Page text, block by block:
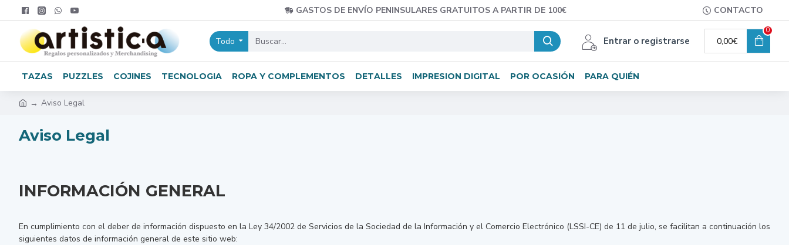
GASTOS DE ENVÍO PENINSULARES GRATUITOS A PARTIR DE 100€ CONTACTO
Todo Entrar o registrarse 0,00€
0
TAZAS PUZZLES COJINES TECNOLOGIA ROPA Y COMPLEMENTOS DETALLES IMPRESION DIGITAL POR OCASIÓN PARA QUIÉN
Aviso Legal
Aviso Legal
INFORMACIÓN GENERAL
En cumplimiento con el deber de información dispuesto en la Ley 34/2002 de Servicios de la Sociedad de la Información y el Comercio Electrónico (LSSI-CE) de 11 de julio, se facilitan a continuación los
siguientes datos de información general de este sitio web: